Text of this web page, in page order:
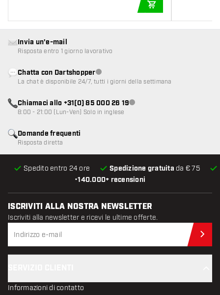
•140.000+ recensioni
Spedito entro 24 ore Spedizione gratuita da € 75
Domande frequenti
Risposta diretta
Invia un'e-mail
Risposta entro 1 giorno lavorativo
Chatta con DartshopperServizio clienti non disponibile
La chat è disponibile 24/7, tutti i giorni della settimana
Chiamaci allo +31(0) 85 000 26 19Servizio clienti non disponibile
8:00 - 21:00 (Lun-Ven) Solo in inglese
ISCRIVITI ALLA NOSTRA NEWSLETTER
Iscriviti alla newsletter e ricevi le ultime offerte.
Informazioni di contatto